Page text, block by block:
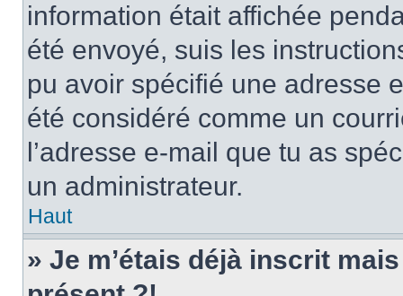
information était affichée
été envoyé, suis les
pu avoir spécifié une adresse
été considéré comme un
l’adresse e-mail que tu as
un administrateur.
Haut
» Je m’étais déjà inscrit